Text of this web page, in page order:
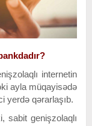
internetin
ayla müqayisədə
yerdə qərarlaşıb.
sabit genişzolaqlı